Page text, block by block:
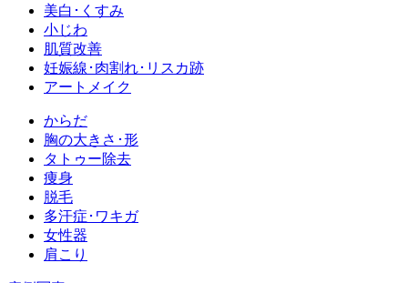
美白･くすみ
小じわ
肌質改善
妊娠線･肉割れ･リスカ跡
アートメイク
からだ
胸の大きさ･形
タトゥー除去
痩身
脱毛
多汗症･ワキガ
女性器
肩こり